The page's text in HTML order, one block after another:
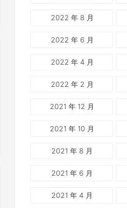
2022 年 8 月
2022 年 6 月
2022 年 4 月
2022 年 2 月
2021 年 12 月
2021 年 10 月
2021 年 8 月
2021 年 6 月
2021 年 4 月